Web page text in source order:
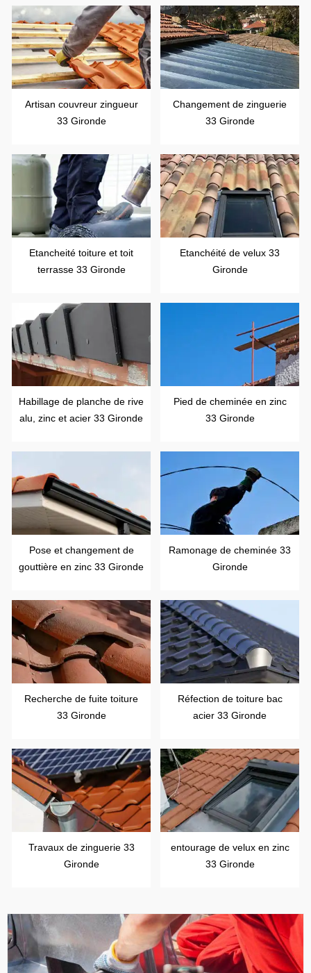
Artisan couvreur zingueur
33 Gironde
Changement de zinguerie
33 Gironde
Etancheité toiture et toit
terrasse 33 Gironde
Etanchéité de velux 33
Gironde
Habillage de planche de rive
alu, zinc et acier 33 Gironde
Pied de cheminée en zinc
33 Gironde
Pose et changement de
gouttière en zinc 33 Gironde
Ramonage de cheminée 33
Gironde
Recherche de fuite toiture
33 Gironde
Réfection de toiture bac
acier 33 Gironde
Travaux de zinguerie 33
Gironde
entourage de velux en zinc
33 Gironde